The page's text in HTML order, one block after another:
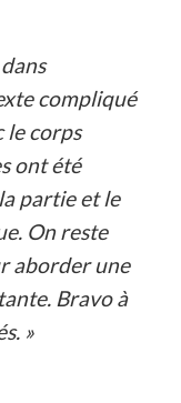
compliqué
le corps
ont été
partie et le
On reste
aborder une
Bravo à
»